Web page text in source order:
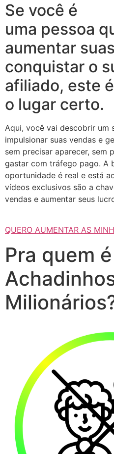
Se você é
uma pessoa
aumentar
conquistar o
afiliado, este é
o lugar certo.
Aqui, você vai descobrir um
impulsionar suas vendas e
sem precisar aparecer, sem
gastar com tráfego pago. A
oportunidade é real e está
vídeos exclusivos são a
vendas e aumentar seus
QUERO AUMENTAR AS
Pra quem